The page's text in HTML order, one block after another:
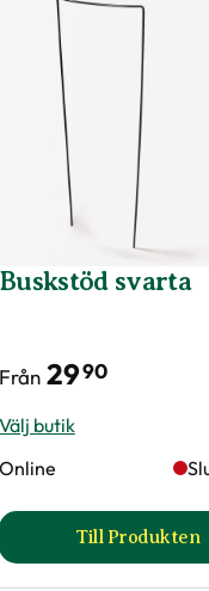
Buskstöd svarta
Från 2990
Välj butik
Online
Till Produkten
till